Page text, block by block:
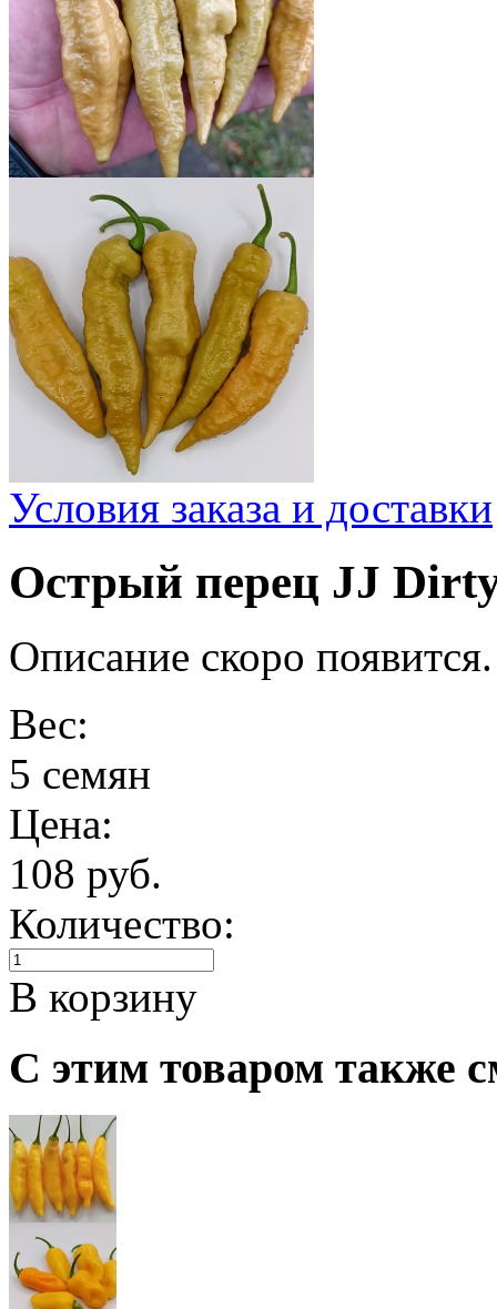
Условия заказа и доставки
Острый перец JJ
Описание скоро появится.
Вес:
5 семян
Цена:
108 руб.
Количество:
В корзину
С этим товаром также